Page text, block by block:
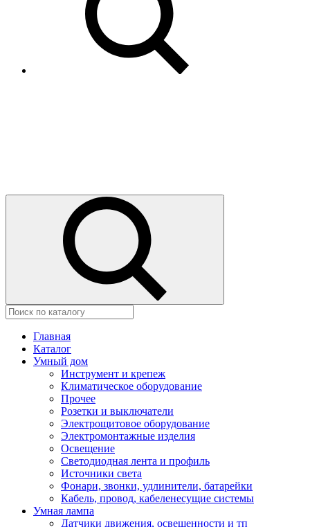
Главная
Каталог
Умный дом
Инструмент и крепеж
Климатическое оборудование
Прочее
Розетки и выключатели
Электрощитовое оборудование
Электромонтажные изделия
Освещение
Светодиодная лента и профиль
Источники света
Фонари, звонки, удлинители, батарейки
Кабель, провод, кабеленесущие системы
Умная лампа
Датчики движения, освещенности и тп